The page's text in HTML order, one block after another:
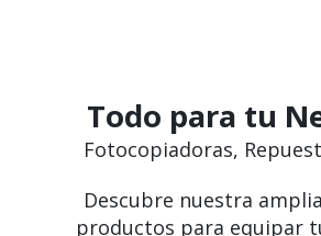
Todo para tu
Fotocopiadoras,
Descubre nuestra
productos para equipar